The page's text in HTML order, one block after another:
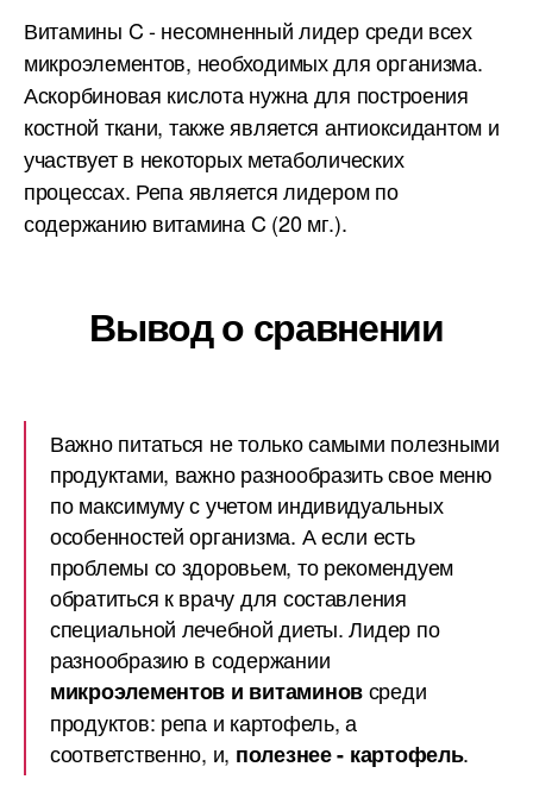
Витамины C - несомненный лидер среди всех
микроэлементов, необходимых для организма.
Аскорбиновая кислота нужна для построения
костной ткани, также является антиоксидантом и
участвует в некоторых метаболических
процессах. Репа является лидером по
содержанию витамина C (20 мг.).
Вывод о сравнении
Важно питаться не только самыми полезными
продуктами, важно разнообразить свое меню
по максимуму с учетом индивидуальных
особенностей организма. А если есть
проблемы со здоровьем, то рекомендуем
обратиться к врачу для составления
специальной лечебной диеты. Лидер по
разнообразию в содержании
микроэлементов и витаминовсреди
продуктов: репа и картофель, а
соответственно, и, полезнее - картофель.